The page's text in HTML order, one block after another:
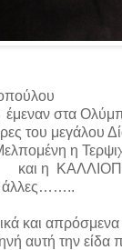
έμεναν στα
του μεγάλου
η
και η
άλλες……..
και απρόσμενα
αυτή την είδα